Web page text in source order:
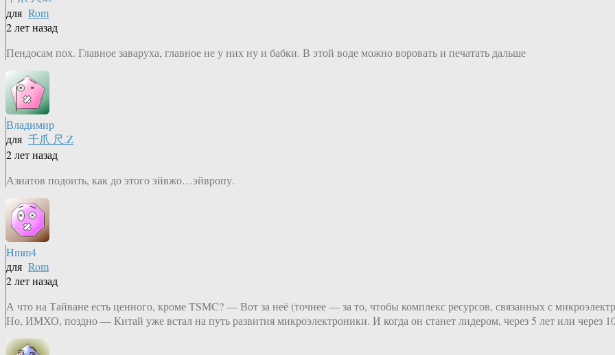
для Rom
2 лет назад
Пендосам пох. Главное заваруха, главное не у них ну и бабки. В этой воде можно воровать и печатать дальше
Владимир
для 千爪 尺.Z
2 лет назад
Азиатов подоить, как до этого эйвжо…эйвропу.
Hmm4
для Rom
2 лет назад
А что на Тайване есть ценного, кроме TSMC? — Вот за неё (точнее — за то, чтобы комплекс ресурсов, связанных с
Но, ИМХО, поздно — Китай уже встал на путь развития микроэлектроники. И когда он станет лидером, через 5 лет или через